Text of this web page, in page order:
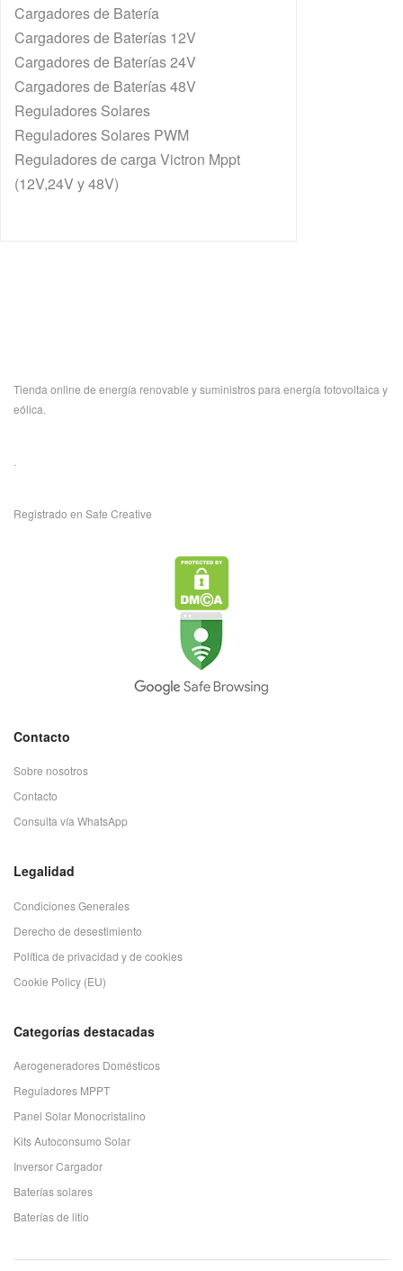
Cargadores de Batería
Cargadores de Baterías 12V
Cargadores de Baterías 24V
Cargadores de Baterías 48V
Reguladores Solares
Reguladores Solares PWM
Reguladores de carga Victron Mppt
(12V,24V y 48V)
Tienda online de energía renovable y suministros para energía fotovoltaica y
eólica.
.
Registrado en Safe Creative
Contacto
Sobre nosotros
Contacto
Consulta vía WhatsApp
Legalidad
Condiciones Generales
Derecho de desestimiento
Política de privacidad y de cookies
Cookie Policy (EU)
Categorías destacadas
Aerogeneradores Domésticos
Reguladores MPPT
Panel Solar Monocristalino
Kits Autoconsumo Solar
Inversor Cargador
Baterías solares
Baterías de litio